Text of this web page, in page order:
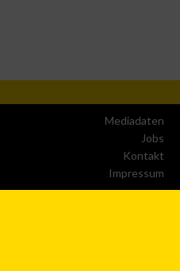
Mediadaten
Jobs
Kontakt
Impressum
von Inhalten